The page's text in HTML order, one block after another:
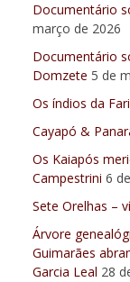
Documentário
março de 2026
Documentário
Domzete 5 de
Os índios da
Cayapó &
Os Kaiapós
Campestrini 6
Sete Orelhas –
Árvore
Guimarães
Garcia Leal 28